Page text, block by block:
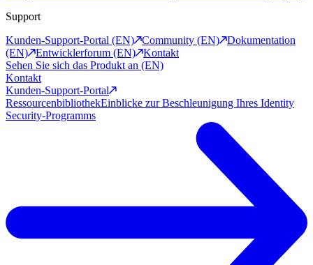
Support
Kunden-Support-Portal (EN)
Community (EN)
Dokumentation
(EN)
Entwicklerforum (EN)
Kontakt
Sehen Sie sich das Produkt an (EN)
Kontakt
Kunden-Support-Portal
RessourcenbibliothekEinblicke zur Beschleunigung Ihres Identity
Security-Programms